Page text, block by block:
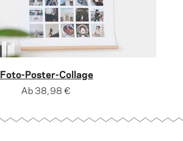
Foto-Poster-Collage
Ab38,98 €